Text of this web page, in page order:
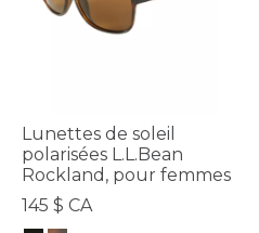
Lunettes de soleil
polarisées L.L.Bean
Rockland, pour femmes
145 $ CA